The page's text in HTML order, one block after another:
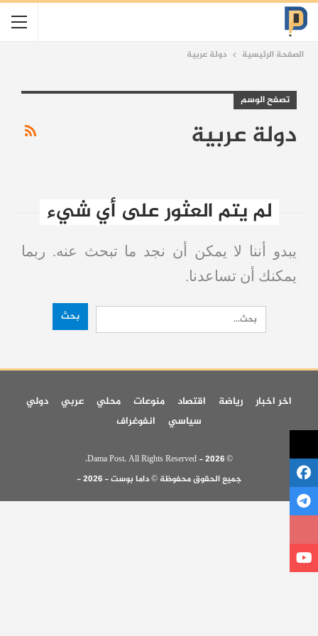
الصفحة الرئيسية دولة عربية
تصفح الوسم
دولة عربية
لم يتم العثور على أي شيء
يبدو أننا لا يمكن أن نجد ما تبحث عنه. ربما
يمكنك أن تساعدنا.
اخر اخبار رياضة اقتصاد منوعات محلي عربي
دولي
سياسي
انفوغراف
© 2026 - Dama Post. All Rights Reserved.
جميع الحقوق محفوظة © داما بوست - 2026 -